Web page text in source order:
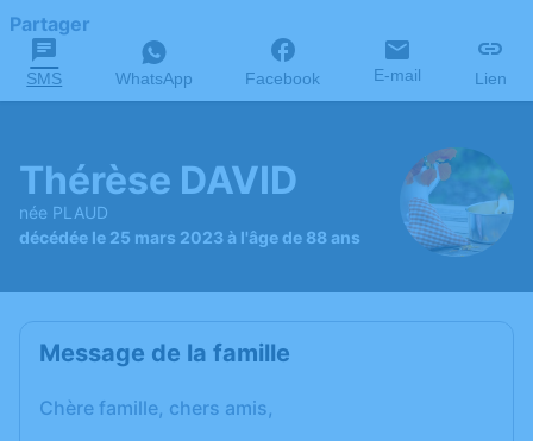
Partager
SMS WhatsApp Facebook E-mail Lien
Thérèse DAVID
née PLAUD
décédée le 25 mars 2023 à l'âge de 88 ans
Message de la famille
Chère famille, chers amis,